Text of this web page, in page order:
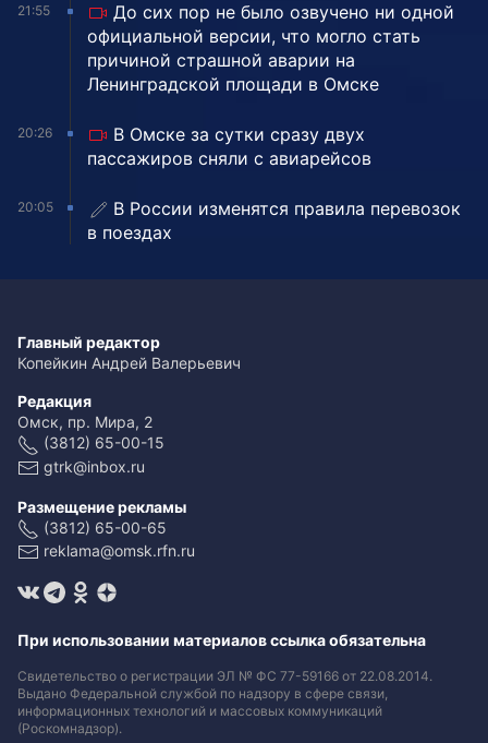
21:55
До сих пор не было озвучено ни одной
официальной версии, что могло стать
причиной страшной аварии на
Ленинградской площади в Омске
20:26
В Омске за сутки сразу двух
пассажиров сняли с авиарейсов
20:05
В России изменятся правила перевозок
в поездах
Главный редактор
Копейкин Андрей Валерьевич
Редакция
Омск, пр. Мира, 2
(3812) 65-00-15
gtrk@inbox.ru
Размещение рекламы
(3812) 65-00-65
reklama@omsk.rfn.ru
При использовании материалов ссылка обязательна
Свидетельство о регистрации ЭЛ № ФС 77-59166 от 22.08.2014.
Выдано Федеральной службой по надзору в сфере связи,
информационных технологий и массовых коммуникаций
(Роскомнадзор).